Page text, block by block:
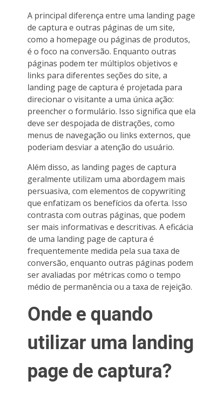
A principal diferença entre uma landing page
de captura e outras páginas de um site,
como a homepage ou páginas de produtos,
é o foco na conversão. Enquanto outras
páginas podem ter múltiplos objetivos e
links para diferentes seções do site, a
landing page de captura é projetada para
direcionar o visitante a uma única ação:
preencher o formulário. Isso significa que ela
deve ser despojada de distrações, como
menus de navegação ou links externos, que
poderiam desviar a atenção do usuário.
Além disso, as landing pages de captura
geralmente utilizam uma abordagem mais
persuasiva, com elementos de copywriting
que enfatizam os benefícios da oferta. Isso
contrasta com outras páginas, que podem
ser mais informativas e descritivas. A eficácia
de uma landing page de captura é
frequentemente medida pela sua taxa de
conversão, enquanto outras páginas podem
ser avaliadas por métricas como o tempo
médio de permanência ou a taxa de rejeição.
Onde e quando
utilizar uma landing
page de captura?